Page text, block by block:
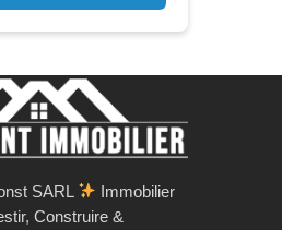
SARL
Immobilier
Construire &